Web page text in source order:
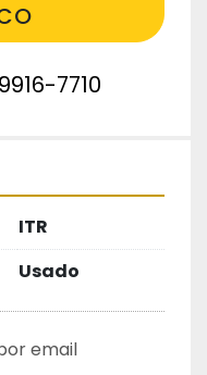
7710
ITR
Usado
email